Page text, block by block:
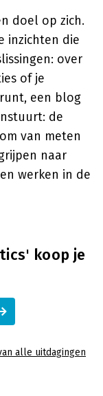
doel op zich.
inzichten die
over
of je
een blog
de
van meten
naar
werken in de
koop je
alle uitdagingen